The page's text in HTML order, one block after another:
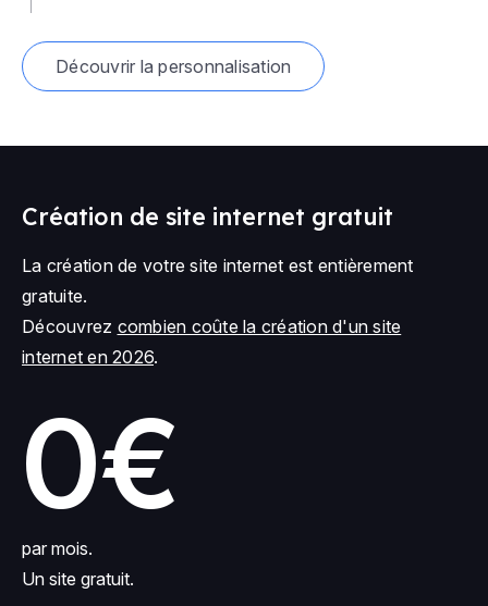
Découvrir la personnalisation
Création de site internet gratuit
La création de votre site internet est entièrement
gratuite.
Découvrez combien coûte la création d'un site
internet en 2026.
0€
par mois.
Un site gratuit.